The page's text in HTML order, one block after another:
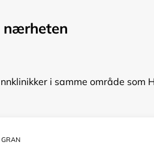
nærheten
i samme område som
GRAN